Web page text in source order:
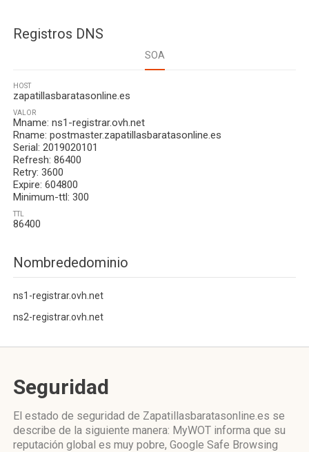
Registros DNS
SOA
HOST
zapatillasbaratasonline.es
VALOR
Mname: ns1-registrar.ovh.net
Rname: postmaster.zapatillasbaratasonline.es
Serial: 2019020101
Refresh: 86400
Retry: 3600
Expire: 604800
Minimum-ttl: 300
TTL
86400
Nombrededominio
ns1-registrar.ovh.net
ns2-registrar.ovh.net
Seguridad
El estado de seguridad de Zapatillasbaratasonline.es se
describe de la siguiente manera: MyWOT informa que su
reputación global es muy pobre, Google Safe Browsing